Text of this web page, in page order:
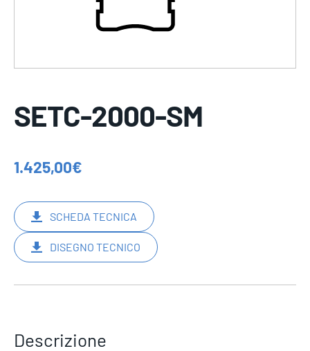
SETC-2000-SM
1.425,00€
SCHEDA TECNICA
DISEGNO TECNICO
Descrizione